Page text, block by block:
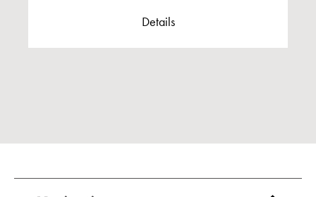
Details